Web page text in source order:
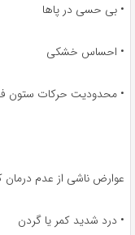
• بی حسی در پاها
• احساس خشکی
• محدودیت حرکات ستون
عوارض ناشی از عدم
• درد شدید کمر یا گردن